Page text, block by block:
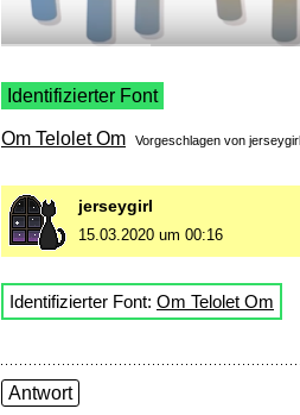
Identifizierter Font
Om Telolet Om Vorgeschlagen von jerseygirl
jerseygirl
15.03.2020 um 00:16
Identifizierter Font: Om Telolet Om
Antwort